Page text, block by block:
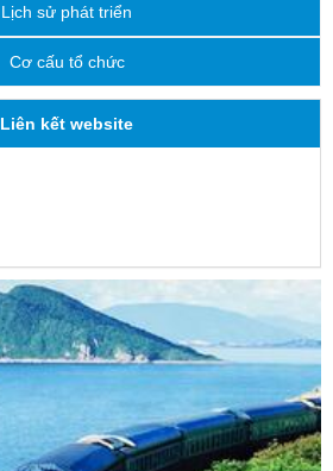
Lịch sử phát triển
Cơ cấu tổ chức
Liên kết website